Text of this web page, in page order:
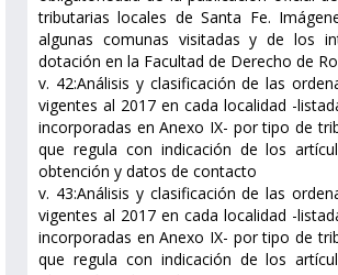
tributarias locales de Santa Fe.
algunas comunas visitadas y de los
dotación en la Facultad de Derecho de
v. 42:Análisis y clasificación de las
vigentes al 2017 en cada localidad -
incorporadas en Anexo IX- por tipo de
que regula con indicación de los
obtención y datos de contacto
v. 43:Análisis y clasificación de las
vigentes al 2017 en cada localidad -
incorporadas en Anexo IX- por tipo de
que regula con indicación de los